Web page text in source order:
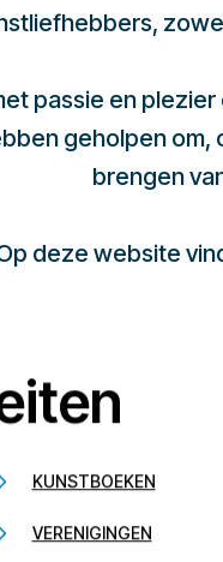
passie en
geholpen
brengen
deze website
KUNSTBOEKEN
VERENIGINGEN